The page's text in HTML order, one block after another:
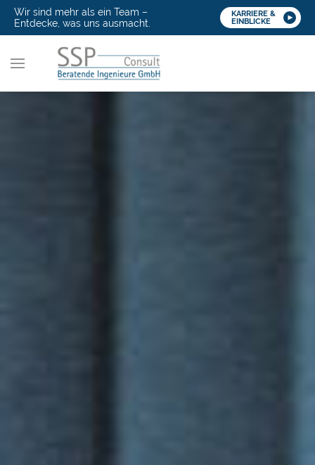
Wir sind mehr als ein Team –
Entdecke, was uns ausmacht.
KARRIERE &
EINBLICKE